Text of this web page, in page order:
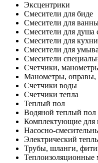
Эксцентрики
Смесители для биде
Смесители для
Смесители для душа
Смесители для кухни
Смесители для
Смесители
Счетчики,
Манометры, оправы,
Счетчики воды
Счетчики тепла
Теплый пол
Водяной теплый пол
Комплектующие для
Насосно-
Электрический
Трубы, шланги,
Теплоизоляционные